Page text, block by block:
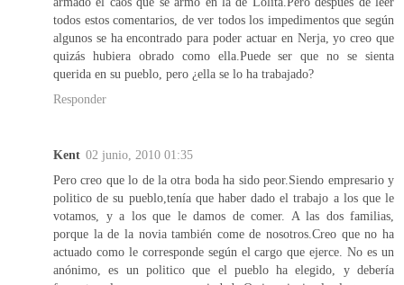
todos estos comentarios, de ver todos los impedimentos que según
algunos se ha encontrado para poder actuar en Nerja, yo creo que
quizás hubiera obrado como ella.Puede ser que no se sienta
querida en su pueblo, pero ¿ella se lo ha trabajado?
Responder
Kent 02 junio, 2010 01:35
Pero creo que lo de la otra boda ha sido peor.Siendo empresario y
politico de su pueblo,tenía que haber dado el trabajo a los que le
votamos, y a los que le damos de comer. A las dos familias,
porque la de la novia también come de nosotros.Creo que no ha
actuado como le corresponde según el cargo que ejerce. No es un
anónimo, es un politico que el pueblo ha elegido, y debería